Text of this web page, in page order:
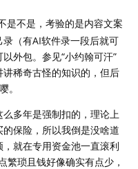
不是，考验的是内容文案
（有AI软件录一段后就可
外包。参见“小约翰可汗”
稀奇古怪的知识的，但后
。
多年是强制扣的，理论上
保险，所以我倒是没啥道
就在专用资金池一直滚利
琐且钱好像确实有点少，